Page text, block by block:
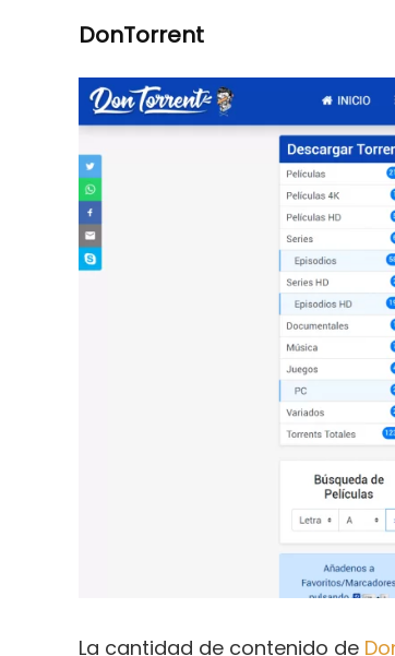
DonTorrent
La cantidad de contenido de